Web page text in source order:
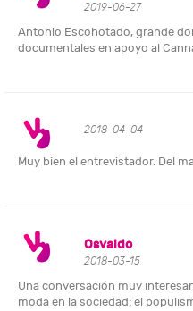
2019-06-27
Antonio Escohotado, grande
documentales en apoyo al
2018-04-04
Muy bien el entrevistador. Del
Osvaldo
2018-03-15
Una conversación muy
moda en la sociedad: el